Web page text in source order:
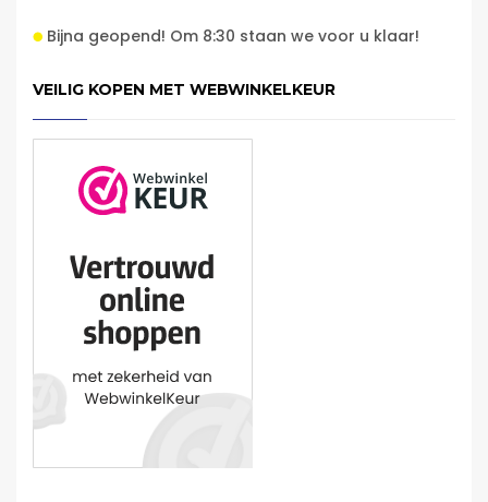
Bijna geopend! Om 8:30 staan we voor u klaar!
VEILIG KOPEN MET WEBWINKELKEUR